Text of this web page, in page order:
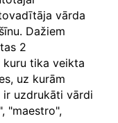
vārda
Dažiem
2
tika veikta
uz kurām
ir uzdrukāti vārdi
"maestro",